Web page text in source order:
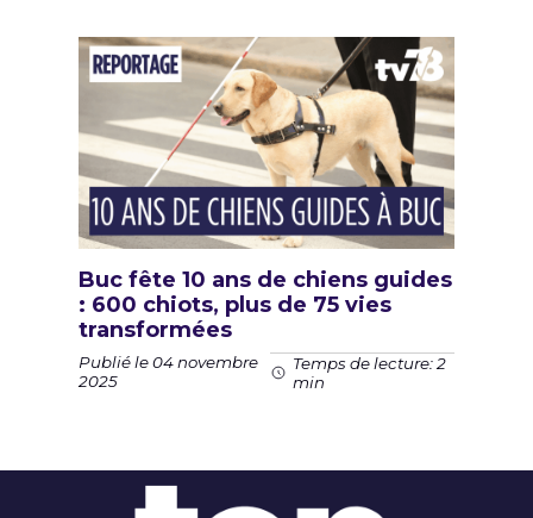
Buc fête 10 ans de chiens guides
: 600 chiots, plus de 75 vies
transformées
Publié le 04 novembre
2025
Temps de lecture: 2
min